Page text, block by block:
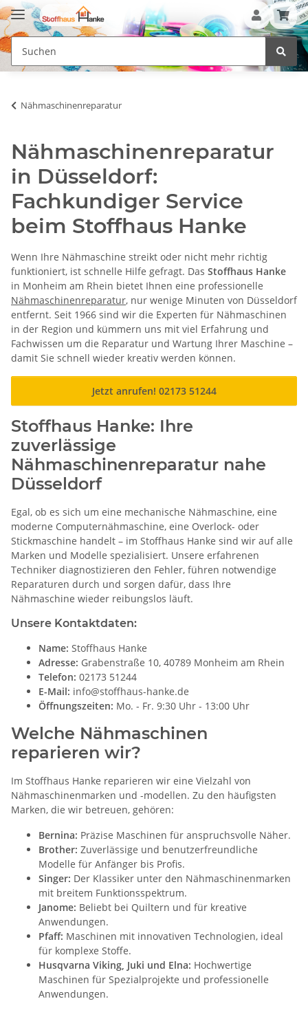
Nähmaschinenreparatur
Nähmaschinenreparatur
in Düsseldorf:
Fachkundiger Service
beim Stoffhaus Hanke
Wenn Ihre Nähmaschine streikt oder nicht mehr richtig
funktioniert, ist schnelle Hilfe gefragt. Das Stoffhaus Hanke
in Monheim am Rhein bietet Ihnen eine professionelle
Nähmaschinenreparatur, nur wenige Minuten von Düsseldorf
entfernt. Seit 1966 sind wir die Experten für Nähmaschinen
in der Region und kümmern uns mit viel Erfahrung und
Fachwissen um die Reparatur und Wartung Ihrer Maschine –
damit Sie schnell wieder kreativ werden können.
Jetzt anrufen! 02173 51244
Stoffhaus Hanke: Ihre
zuverlässige
Nähmaschinenreparatur nahe
Düsseldorf
Egal, ob es sich um eine mechanische Nähmaschine, eine
moderne Computernähmaschine, eine Overlock- oder
Stickmaschine handelt – im Stoffhaus Hanke sind wir auf alle
Marken und Modelle spezialisiert. Unsere erfahrenen
Techniker diagnostizieren den Fehler, führen notwendige
Reparaturen durch und sorgen dafür, dass Ihre
Nähmaschine wieder reibungslos läuft.
Unsere Kontaktdaten:
Name: Stoffhaus Hanke
Adresse: Grabenstraße 10, 40789 Monheim am Rhein
Telefon: 02173 51244
E-Mail: info@stoffhaus-hanke.de
Öffnungszeiten: Mo. - Fr. 9:30 Uhr - 13:00 Uhr
Welche Nähmaschinen
reparieren wir?
Im Stoffhaus Hanke reparieren wir eine Vielzahl von
Nähmaschinenmarken und -modellen. Zu den häufigsten
Marken, die wir betreuen, gehören:
Bernina: Präzise Maschinen für anspruchsvolle Näher.
Brother: Zuverlässige und benutzerfreundliche
Modelle für Anfänger bis Profis.
Singer: Der Klassiker unter den Nähmaschinenmarken
mit breitem Funktionsspektrum.
Janome: Beliebt bei Quiltern und für kreative
Anwendungen.
Pfaff: Maschinen mit innovativen Technologien, ideal
für komplexe Stoffe.
Husqvarna Viking, Juki und Elna: Hochwertige
Maschinen für Spezialprojekte und professionelle
Anwendungen.